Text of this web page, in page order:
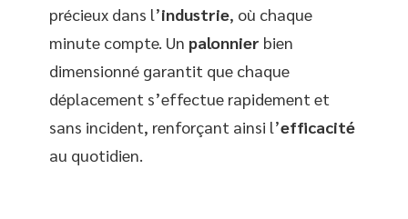
précieux dans l’industrie, où chaque
minute compte. Un palonnier bien
dimensionné garantit que chaque
déplacement s’effectue rapidement et
sans incident, renforçant ainsi l’efficacité
au quotidien.